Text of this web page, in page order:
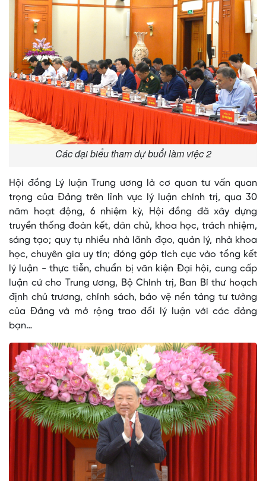
Các đại biểu tham dự buổi làm việc 2
Hội đồng Lý luận Trung ương là cơ quan tư vấn quan
trọng của Đảng trên lĩnh vực lý luận chính trị, qua 30
năm hoạt động, 6 nhiệm kỳ, Hội đồng đã xây dựng
truyền thống đoàn kết, dân chủ, khoa học, trách nhiệm,
sáng tạo; quy tụ nhiều nhà lãnh đạo, quản lý, nhà khoa
học, chuyên gia uy tín; đóng góp tích cực vào tổng kết
lý luận - thực tiễn, chuẩn bị văn kiện Đại hội, cung cấp
luận cứ cho Trung ương, Bộ Chính trị, Ban Bí thư hoạch
định chủ trương, chính sách, bảo vệ nền tảng tư tưởng
của Đảng và mở rộng trao đổi lý luận với các đảng
bạn…